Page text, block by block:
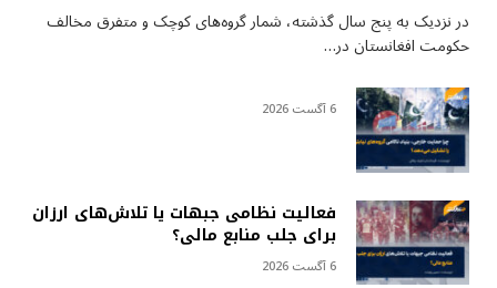
در نزدیک به پنج سال گذشته، شمار گروه‌های کوچک و متفرق مخالف
حکومت افغانستان در…
6 آگست 2026
فعالیت نظامی جبهات یا تلاش‌های ارزان
برای جلب منابع مالی؟
6 آگست 2026